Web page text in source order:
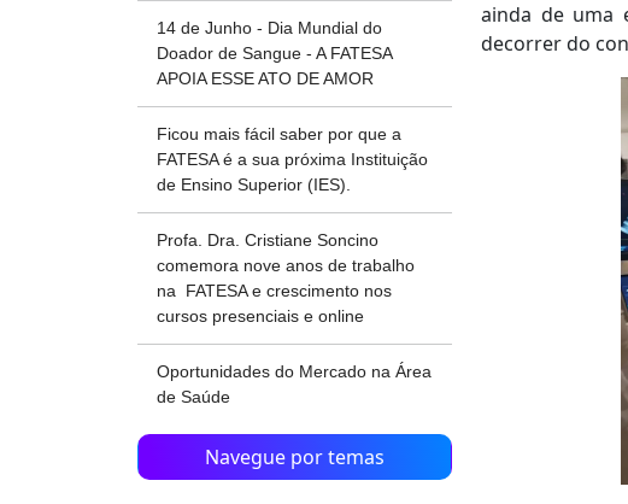
14 de Junho - Dia Mundial do
Doador de Sangue - A FATESA
APOIA ESSE ATO DE AMOR
Ficou mais fácil saber por que a
FATESA é a sua próxima Instituição
de Ensino Superior (IES).
Profa. Dra. Cristiane Soncino
comemora nove anos de trabalho
na FATESA e crescimento nos
cursos presenciais e online
Oportunidades do Mercado na Área
de Saúde
Navegue por temas
ainda de uma
decorrer do